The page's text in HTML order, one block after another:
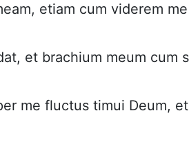
etiam cum viderem
et brachium meum cum
me fluctus timui Deum,